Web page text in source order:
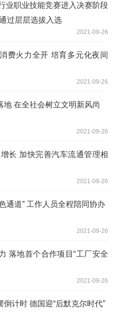
业职业技能竞赛进入决赛阶段
过层层选拔入选
2021-09-26
费火力全开 培育多元化夜间
2021-09-26
在全社会树立文明新风尚
2021-09-26
长 加快完善汽车流通管理相
2021-09-26
通道” 工作人员全程陪同协办
2021-09-26
落地首个合作项目“工厂安全
2021-09-26
计时 德国迎“后默克尔时代”